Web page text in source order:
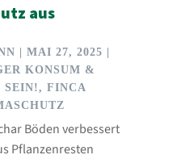
aus
| MAI 27, 2025 |
KONSUM &
SEIN!, FINCA
Böden verbessert
Pflanzenresten